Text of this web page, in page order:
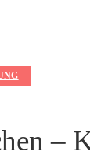
–